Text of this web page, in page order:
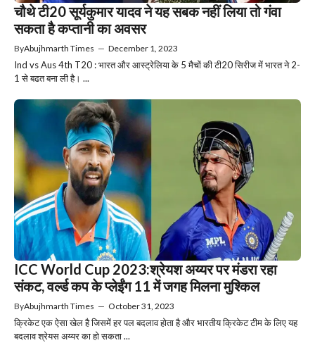
चौथे टी20 सूर्यकुमार यादव ने यह सबक नहीं लिया तो गंवा
सकता है कप्तानी का अवसर
ByAbujhmarth Times — December 1, 2023
Ind vs Aus 4th T20 : भारत और आस्ट्रेलिया के 5 मैचों की टी20 सिरीज में भारत ने 2-
1 से बढत बना ली है। ...
ICC World Cup 2023:श्रेयश अय्यर पर मंडरा रहा
संकट, वर्ल्ड कप के प्लेईंग 11 में जगह मिलना मुश्किल
ByAbujhmarth Times — October 31, 2023
क्रिकेट एक ऐसा खेल है जिसमें हर पल बदलाव होता है और भारतीय क्रिकेट टीम के लिए यह
बदलाव श्रेयस अय्यर का हो सकता ...